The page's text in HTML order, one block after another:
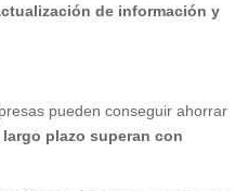
de información y
pueden conseguir ahorrar
plazo superan con